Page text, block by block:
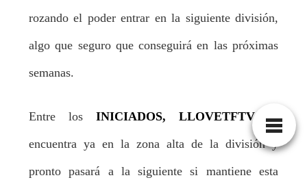
rozando el poder entrar en la siguiente división,
algo que seguro que conseguirá en las próximas
semanas.
Entre los INICIADOS, LLOVETFTVse
encuentra ya en la zona alta de la división y
pronto pasará a la siguiente si mantiene esta